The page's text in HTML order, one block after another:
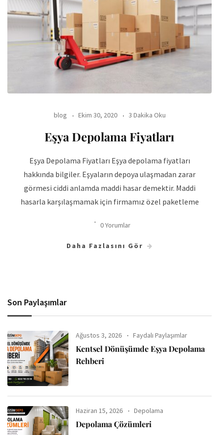
blog Ekim 30, 2020 3 Dakika Oku
Eşya Depolama Fiyatları
Eşya Depolama Fiyatları Eşya depolama fiyatları
hakkında bilgiler. Eşyaların depoya ulaşmadan zarar
görmesi ciddi anlamda maddi hasar demektir. Maddi
hasarla karşılaşmamak için firmamız özel paketleme
0 Yorumlar
Daha Fazlasını Gör
Son Paylaşımlar
Ağustos 3, 2026 Faydalı Paylaşımlar
Kentsel Dönüşümde Eşya Depolama
Rehberi
Haziran 15, 2026 Depolama
Depolama Çözümleri